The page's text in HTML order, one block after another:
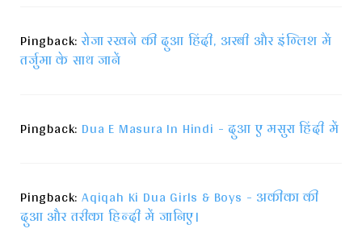
Pingback:रोजा रखने की दुआ हिंदी, अरबी और इंग्लिश में
तर्जुमा के साथ जानें
Pingback: Dua E Masura In Hindi - दुआ ए मसुरा हिंदी में
Pingback:Aqiqah Ki Dua Girls & Boys - अकीका की
दुआ और तरीका हिन्दी में जानिए।